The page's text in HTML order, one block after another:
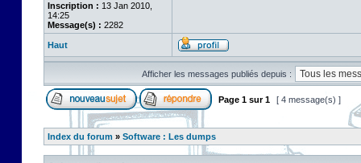
Inscription : 13 Jan 2010,
14:25
Message(s) : 2282
Haut
Afficher les messages publiés depuis :
Page 1 sur1 [ 4 message(s) ]
Index du forum » Software : Les dumps